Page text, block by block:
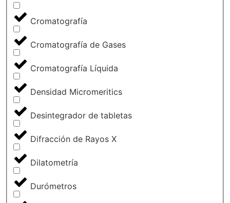
Cromatografía
Cromatografía de Gases
Cromatografía Líquida
Densidad Micromeritics
Desintegrador de tabletas
Difracción de Rayos X
Dilatometría
Durómetros